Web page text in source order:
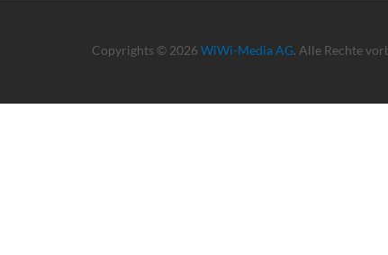
Copyrights © 2026 WiWi-Media AG. Alle Rechte